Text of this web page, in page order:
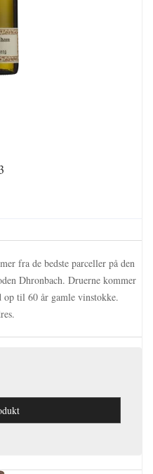
fra de bedste parceller på den
Dhronbach. Druerne kommer
op til 60 år gamle vinstokke.